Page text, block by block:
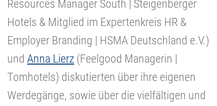
Resources Manager South | Steigenberger
Hotels & Mitglied im Expertenkreis HR &
Employer Branding | HSMA Deutschland e.V.)
und Anna Lierz (Feelgood Managerin |
Tomhotels) diskutierten über ihre eigenen
Werdegänge, sowie über die vielfältigen und